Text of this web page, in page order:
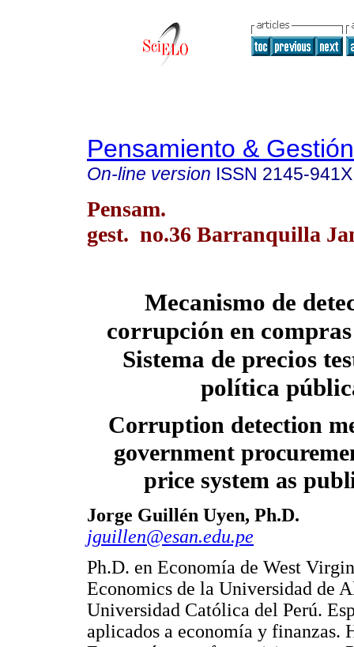
Pensamiento & Gestión
On-line version ISSN 2145-941X
Pensam.
gest. no.36 Barranquilla
Mecanismo de
corrupción en
Sistema de precios
política
Corruption detection
government
price system as
Jorge Guillén Uyen, Ph.D.
jguillen@esan.edu.pe
Ph.D. en Economía de West
Economics de la Universidad de
Universidad Católica del Perú.
aplicados a economía y finanzas.